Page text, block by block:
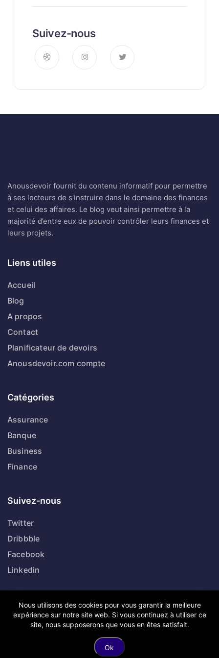
Suivez-nous
Anousdevoir fournit du contenu informatif pour permettre
à ses lecteurs de s’instruire dans le domaine des finances
et celui des affaires. Le blog veut ainsi permettre à la
majorité d’entre eux de pouvoir contrôler leurs finances et
leurs projets.
Liens utiles
Accueil
Blog
A propos
Contact
Planificateur de devoirs
Anousdevoir.com compte
Catégories
Assurance
Banque
Business
Finance
Suivez-nous
Twitter
Dribbble
Facebook
Linkedin
Copyright © Anousdevoir.com Tous droits réservés.
Politique de confidentialité
Nous utilisons des cookies pour vous garantir la meilleure
expérience sur notre site web. Si vous continuez à utiliser ce
site, nous supposerons que vous en êtes satisfait.
Ok